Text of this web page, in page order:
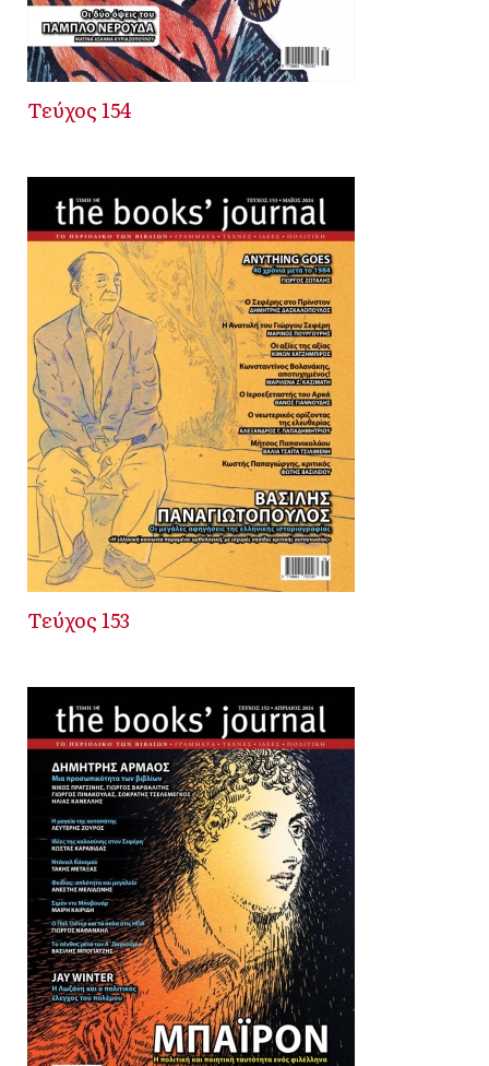
Τεύχος 154
Τεύχος 153